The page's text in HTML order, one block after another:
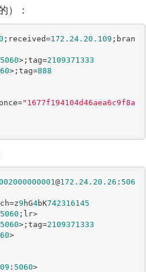
）：
;received=172.24 .20 .109 ;bran
5060>;tag=2109371333
>;tag=888
"1677f194104d46aea6c9f8a
@172.24 .20 .26 : 506
9 hG4bK742316145
5060 ;lr>
5060>;tag=2109371333
>
: 5060>